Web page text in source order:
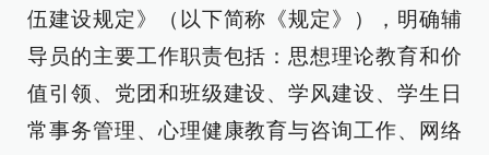
伍建设规定》（以下简称《规定》），明确辅
导员的主要工作职责包括：思想理论教育和价
值引领、党团和班级建设、学风建设、学生日
常事务管理、心理健康教育与咨询工作、网络